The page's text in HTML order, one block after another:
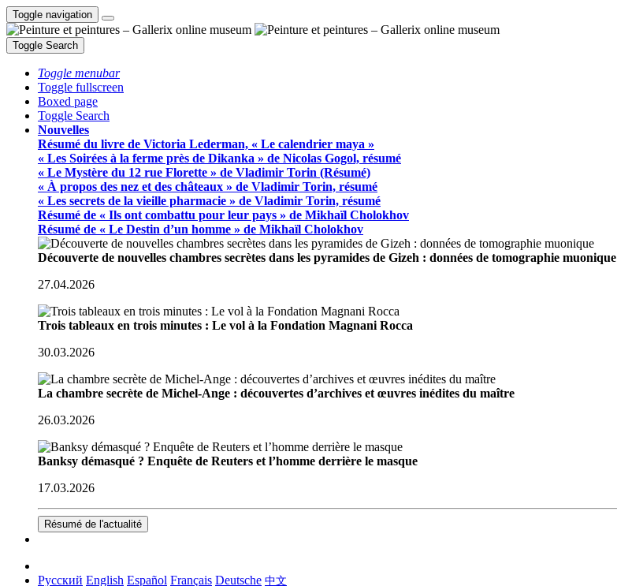
Toggle navigation
Toggle Search
Toggle menubar
Toggle fullscreen
Boxed page
Toggle Search
Nouvelles
Résumé du livre de Victoria Lederman, « Le calendrier maya »
« Les Soirées à la ferme près de Dikanka » de Nicolas Gogol, résumé
« Le Mystère du 12 rue Florette » de Vladimir Torin (Résumé)
« À propos des nez et des châteaux » de Vladimir Torin, résumé
« Les secrets de la vieille pharmacie » de Vladimir Torin, résumé
Résumé de « Ils ont combattu pour leur pays » de Mikhaïl Cholokhov
Résumé de « Le Destin d’un homme » de Mikhaïl Cholokhov
Découverte de nouvelles chambres secrètes dans les pyramides de Gizeh : données de tomographie muonique
27.04.2026
Trois tableaux en trois minutes : Le vol à la Fondation Magnani Rocca
30.03.2026
La chambre secrète de Michel-Ange : découvertes d’archives et œuvres inédites du maître
26.03.2026
Banksy démasqué ? Enquête de Reuters et l’homme derrière le masque
17.03.2026
Résumé de l'actualité
Русский English Español Français Deutsche 中文